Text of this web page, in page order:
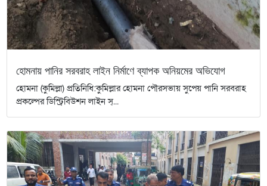
হোমনায় পানির সরবরাহ লাইন নির্মাণে ব্যাপক অনিয়মের অভিযোগ
হোমনা (কুমিল্লা) প্রতিনিধি:কুমিল্লার হোমনা পৌরসভায় সুপেয় পানি সরবরাহ
প্রকল্পের ডিস্ট্রিবিউশন লাইন স্...